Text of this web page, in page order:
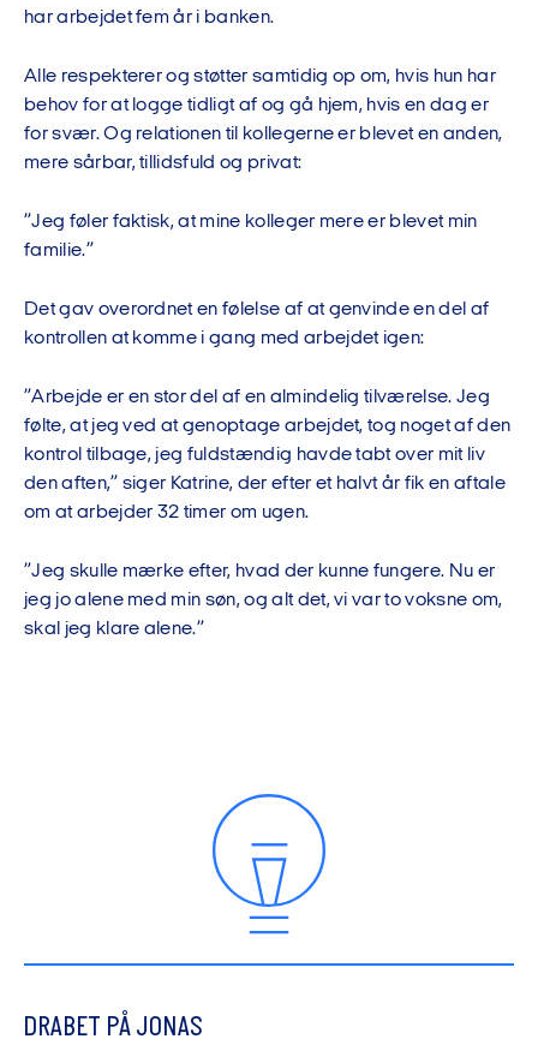
har arbejdet fem år i banken.
Alle respekterer og støtter samtidig op om, hvis hun har
behov for at logge tidligt af og gå hjem, hvis en dag er
for svær. Og relationen til kollegerne er blevet en anden,
mere sårbar, tillidsfuld og privat:
”Jeg føler faktisk, at mine kolleger mere er blevet min
familie.”
Det gav overordnet en følelse af at genvinde en del af
kontrollen at komme i gang med arbejdet igen:
”Arbejde er en stor del af en almindelig tilværelse. Jeg
følte, at jeg ved at genoptage arbejdet, tog noget af den
kontrol tilbage, jeg fuldstændig havde tabt over mit liv
den aften,” siger Katrine, der efter et halvt år fik en aftale
om at arbejder 32 timer om ugen.
”Jeg skulle mærke efter, hvad der kunne fungere. Nu er
jeg jo alene med min søn, og alt det, vi var to voksne om,
skal jeg klare alene.”
DRABET PÅ JONAS